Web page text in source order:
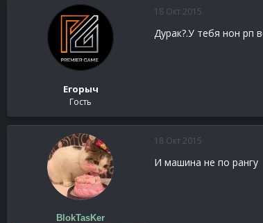
Егорыч
Гость
18 Окт 2015
Дурак?.У тебя нон рп
BlokTasKer
18 Окт 2015
И машина не по рангу